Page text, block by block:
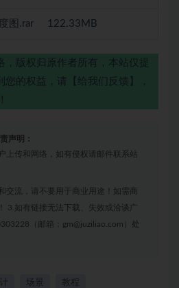
图.rar 122.33MB
，版权归原作者所有，本站仅提
的权益，请【给我们反馈】，
声明：
上传和网络，如有侵权请邮件联系站
交流，请不要用于商业用途！如需商
3.如有链接无法下载、失效或洽谈广
（邮箱：gm@juziliao.com）处
场景 教程